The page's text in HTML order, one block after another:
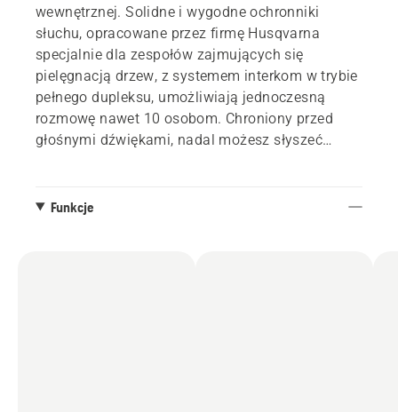
wewnętrznej. Solidne i wygodne ochronniki
słuchu, opracowane przez firmę Husqvarna
specjalnie dla zespołów zajmujących się
pielęgnacją drzew, z systemem interkom w trybie
pełnego dupleksu, umożliwiają jednoczesną
rozmowę nawet 10 osobom. Chroniony przed
głośnymi dźwiękami, nadal możesz słyszeć
zewnętrznych do rozmowy zespołu za pomocą
Funkcje